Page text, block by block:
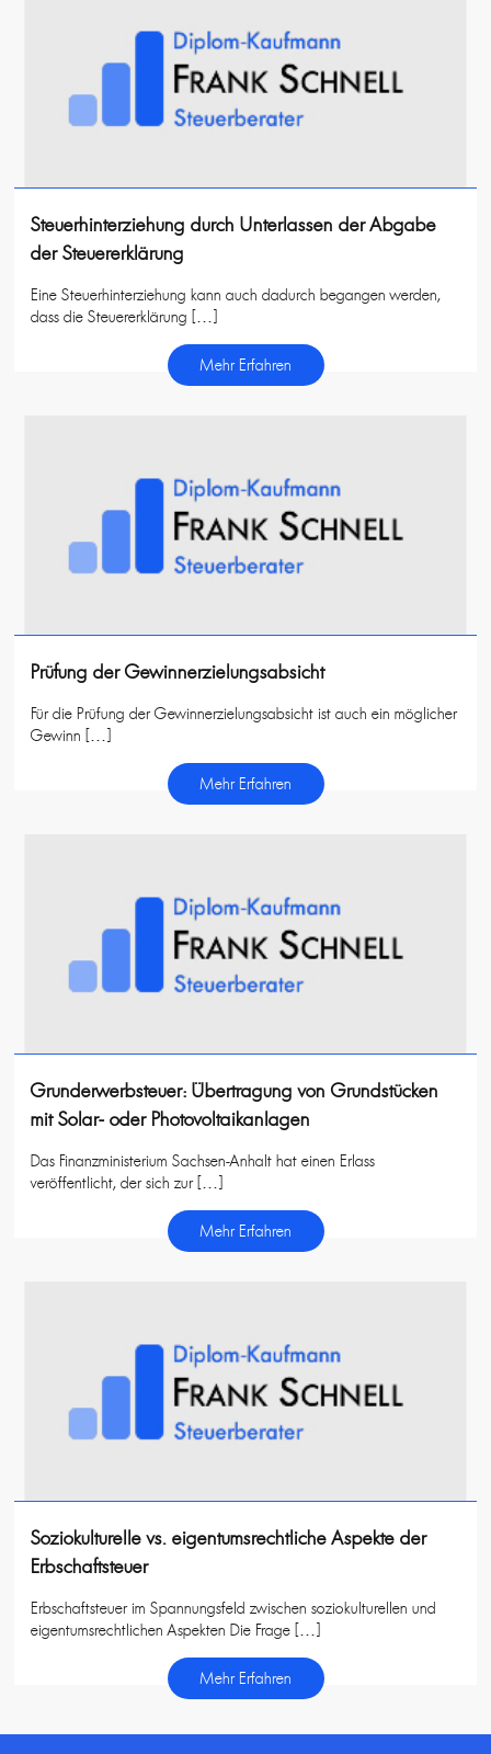
Steuerhinterziehung durch Unterlassen der Abgabe
der Steuererklärung
Eine Steuerhinterziehung kann auch dadurch begangen werden,
dass die Steuererklärung […]
Mehr Erfahren
Prüfung der Gewinnerzielungsabsicht
Für die Prüfung der Gewinnerzielungsabsicht ist auch ein möglicher
Gewinn […]
Mehr Erfahren
Grunderwerbsteuer: Übertragung von Grundstücken
mit Solar- oder Photovoltaikanlagen
Das Finanzministerium Sachsen-Anhalt hat einen Erlass
veröffentlicht, der sich zur […]
Mehr Erfahren
Soziokulturelle vs. eigentumsrechtliche Aspekte der
Erbschaftsteuer
Erbschaftsteuer im Spannungsfeld zwischen soziokulturellen und
eigentumsrechtlichen Aspekten Die Frage […]
Mehr Erfahren